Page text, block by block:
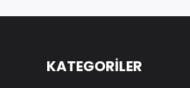
KATEGORİLER